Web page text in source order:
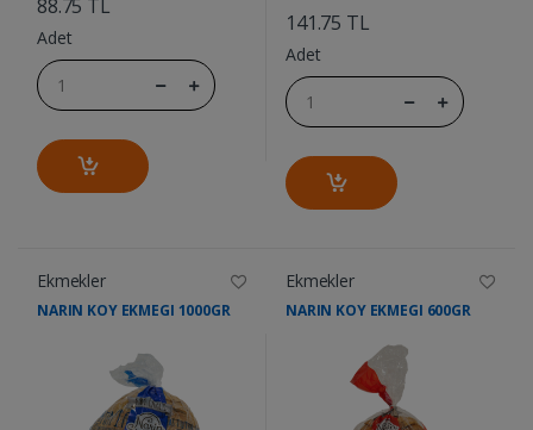
88.75 TL
Adet
141.75 TL
Adet
Ekmekler
NARIN KOY EKMEGI 1000GR
Ekmekler
NARIN KOY EKMEGI 600GR